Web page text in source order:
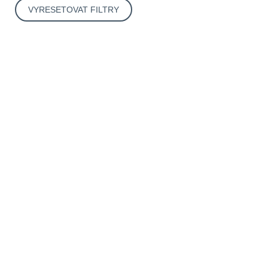
VYRESETOVAT FILTRY